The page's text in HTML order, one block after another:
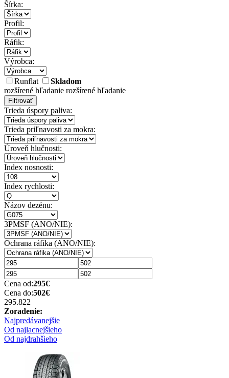
Šírka:
Profil:
Ráfik:
Výrobca:
Runflat
Skladom
rozšírené hľadanie rozšírené hľadanie
Filtrovať
Trieda úspory paliva:
Trieda priľnavosti za mokra:
Úroveň hlučnosti:
Index nosnosti:
Index rychlosti:
Názov dezénu:
3PMSF (ANO/NIE):
Ochrana ráfika (ANO/NIE):
Cena od:295€
Cena do:502€
295.822
Zoradenie:
Najpredávanejšie
Od najlacnejšieho
Od najdrahšieho